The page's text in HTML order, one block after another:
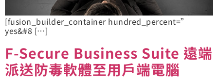
[fusion_builder_container hundred_percent=”
yes&#8 […]
F-Secure Business Suite 遠端
派送防毒軟體至用戶端電腦